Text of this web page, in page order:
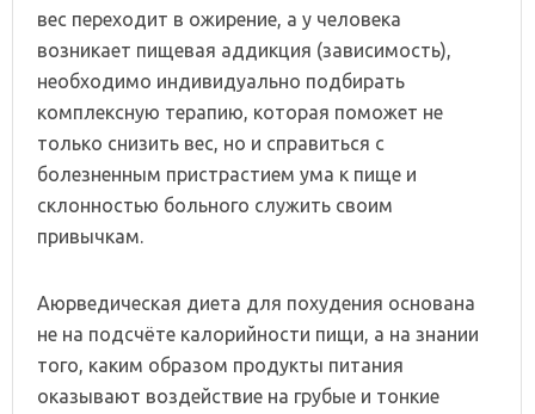
вес переходит в ожирение, а у человека
возникает пищевая аддикция (зависимость),
необходимо индивидуально подбирать
комплексную терапию, которая поможет не
только снизить вес, но и справиться с
болезненным пристрастием ума к пище и
склонностью больного служить своим
привычкам.
Аюрведическая диета для похудения основана
не на подсчёте калорийности пищи, а на знании
того, каким образом продукты питания
оказывают воздействие на грубые и тонкие